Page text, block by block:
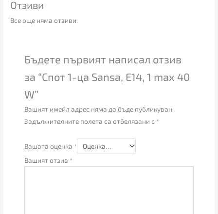
Отзиви
Все още няма отзиви.
Бъдете първият написал отзив
за “Спот 1-ца Sansa, E14, 1 max 40
W”
Вашият имейл адрес няма да бъде публикуван.
Задължителните полета са отбелязани с *
Вашата оценка *
Вашият отзив *